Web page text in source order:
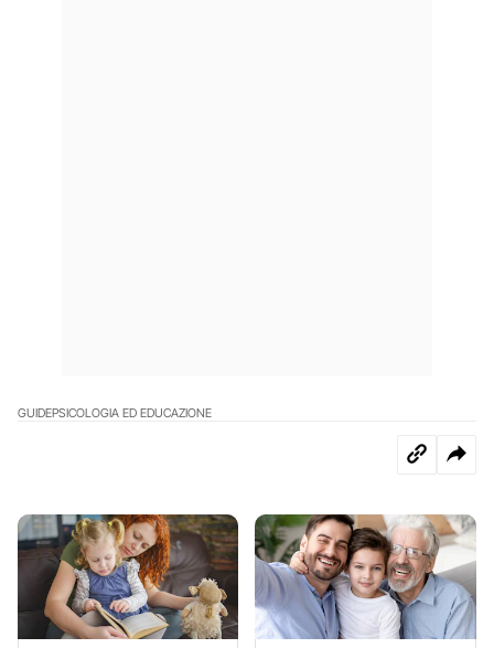
GUIDEPSICOLOGIA ED EDUCAZIONE